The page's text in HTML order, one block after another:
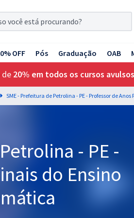
OFF Pós Graduação OAB
de 20% em todos os cursos
- PE -
do Ensino